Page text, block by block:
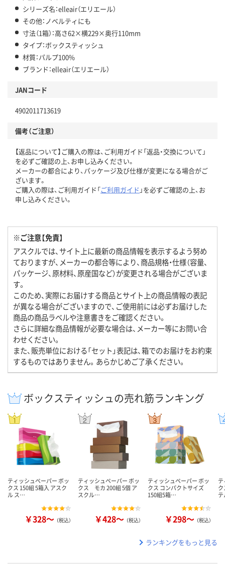
シリーズ名：elleair（エリエール）
その他：ノベルティにも
寸法（1箱）：高さ62×横229×奥行110mm
タイプ：ボックスティッシュ
材質：パルプ100%
ブランド：elleair（エリエール）
JANコード
4902011713619
備考（ご注意）
【返品について】ご購入の際は、ご利用ガイド「返品・交換について」
を必ずご確認の上、お申し込みください。
メーカーの都合により、パッケージ及び仕様が変更になる場合がご
ざいます。
ご購入の際は、ご利用ガイド「ご利用ガイド 」を必ずご確認の上、お
申し込みください。
※ご注意【免責】
アスクルでは、サイト上に最新の商品情報を表示するよう努め
ておりますが、メーカーの都合等により、商品規格・仕様（容量、
パッケージ、原材料、原産国など）が変更される場合がございま
す。
このため、実際にお届けする商品とサイト上の商品情報の表記
が異なる場合がございますので、ご使用前には必ずお届けした
商品の商品ラベルや注意書きをご確認ください。
さらに詳細な商品情報が必要な場合は、メーカー等にお問い合
わせください。
また、販売単位における「セット」表記は、箱でのお届けをお約束
するものではありません。あらかじめご了承ください。
ボックスティッシュの売れ筋ランキング
ティッシュペーパー ボッ
クス 150組 5箱入 アスク
ル ス…
￥328～ （税込）
ティッシュペーパー ボッ
クス モカ 200組 5個 ア
スクル…
￥428～ （税込）
ティッシュペーパー ボッ
クス コンパクトサイズ
150組5箱…
￥298～ （税込）
ランキングをもっと見る